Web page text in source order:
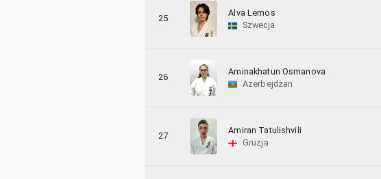
25
Alva Lemos
Szwecja
26
Aminakhatun Osmanova
Azerbejdżan
27
Amiran Tatulishvili
Gruzja